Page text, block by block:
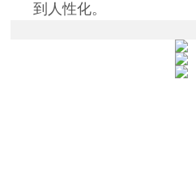
到人性化。